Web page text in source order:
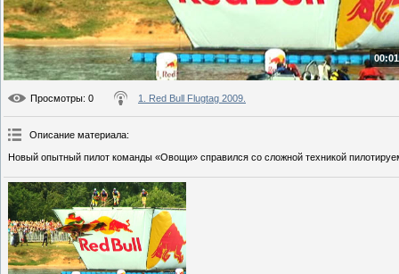
Просмотры: 0 1. Red Bull Flugtag 2009.
Описание материала:
Новый опытный пилот команды «Овощи» справился со сложной техникой